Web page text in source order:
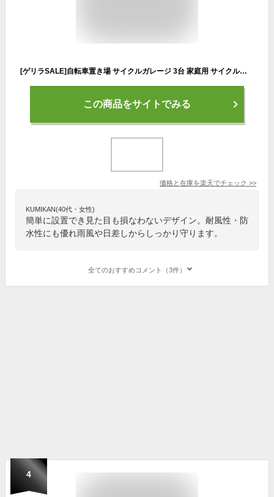
[ゲリラSALE]自転車置き場 サイクルガレージ 3台 家庭用 サイクルハウス 屋根 おしゃれ テント diyサイクルポート 駐輪場 収納 屋外 雨よけ アルミ製 組み立て 物置 駐輪所 防水 自転車用ガレージ ACI-3SBR/3SLG/3SBE
この商品をサイトでみる
価格と在庫を楽天でチェック >>
KUMIKAN(40代・女性)
簡単に設置でき見た目も損なわないデザイン。耐風性・防
水性にも優れ雨風や日差しからしっかり守ります。
全てのおすすめコメント（3件）
4